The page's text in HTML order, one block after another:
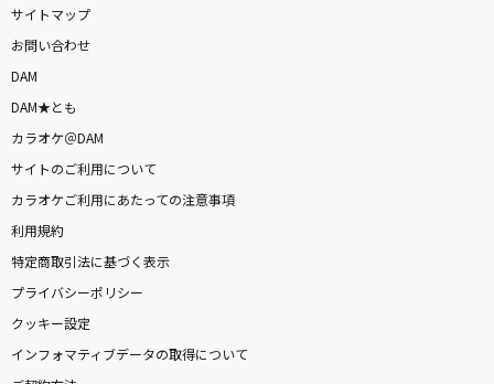
サイトマップ
お問い合わせ
DAM
DAM★とも
カラオケ＠DAM
サイトのご利用について
カラオケご利用にあたっての注意事項
利用規約
特定商取引法に基づく表示
プライバシーポリシー
クッキー設定
インフォマティブデータの取得について